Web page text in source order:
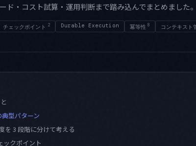
ド・コスト試算・運用判断まで踏み込んでまとめました。
チェックポイント 2 Durable Execution 冪等性 8 コンテキスト
型パターン
を 3 段階に分けて考える
ックポイント